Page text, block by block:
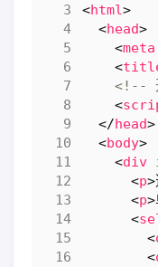
<html>
<head>
<meta
<
<!--
<
</head>
<body>
<div
<p>
<p>
<
<
<